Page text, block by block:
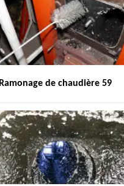
Ramonage de chaudière 59